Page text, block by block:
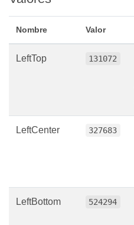
Nombre Valor
LeftTop 131072
LeftCenter 327683
LeftBottom 524294